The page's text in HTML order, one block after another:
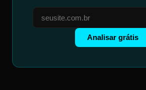
Analisar grátis